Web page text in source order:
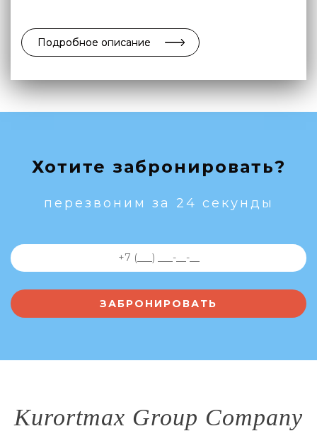
Подробное описание
Хотите забронировать?
перезвоним за 24 секунды
Kurortmax Group Company